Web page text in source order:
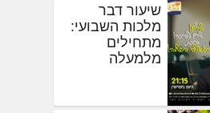
שיעור דבר
מלכות השבועי:
מתחילים
מלמעלה